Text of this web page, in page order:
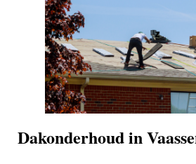
Dakonderhoud in